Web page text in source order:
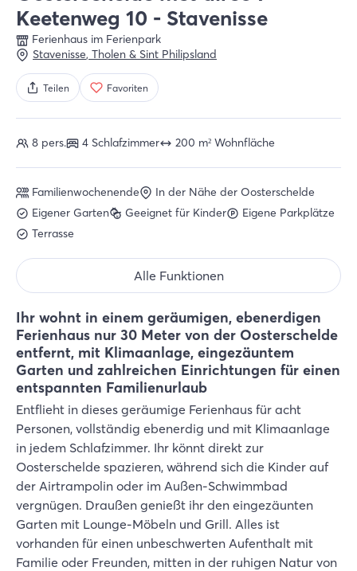
2 Gäste
Suche
Keetenweg 10 - Stavenisse
Ferienhaus im Ferienpark
Stavenisse, Tholen & Sint Philipsland
Teilen Favoriten
Ihr wohnt in einem geräumigen, ebenerdigen
Ferienhaus nur 30 Meter von der Oosterschelde
entfernt, mit Klimaanlage, eingezäuntem
Garten und zahlreichen Einrichtungen für einen
entspannten Familienurlaub
Entflieht in dieses geräumige Ferienhaus für acht
Personen, vollständig ebenerdig und mit Klimaanlage
in jedem Schlafzimmer. Ihr könnt direkt zur
Oosterschelde spazieren, während sich die Kinder auf
der Airtrampolin oder im Außen-Schwimmbad
vergnügen. Draußen genießt ihr den eingezäunten
Garten mit Lounge-Möbeln und Grill. Alles ist
vorhanden für einen unbeschwerten Aufenthalt mit
Familie oder Freunden, mitten in der ruhigen Natur von
Familienwochenende
In der Nähe der Oosterschelde
Eigener Garten
Geeignet für Kinder
Eigene Parkplätze
Terrasse
Alle Funktionen
8 pers. 4 Schlafzimmer 200 m² Wohnfläche